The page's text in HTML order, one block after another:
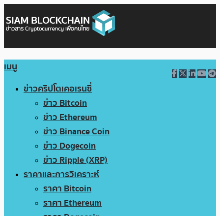
เมนู
ข่าวคริปโตเคอเรนซี่
ข่าว Bitcoin
ข่าว Ethereum
ข่าว Binance Coin
ข่าว Dogecoin
ข่าว Ripple (XRP)
ราคาและการวิเคราะห์
ราคา Bitcoin
ราคา Ethereum